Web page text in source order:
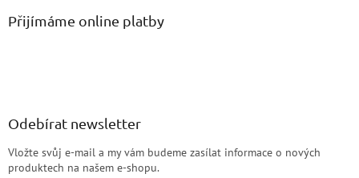
Přijímáme online platby
Odebírat newsletter
Vložte svůj e-mail a my vám budeme zasílat informace o nových
produktech na našem e-shopu.